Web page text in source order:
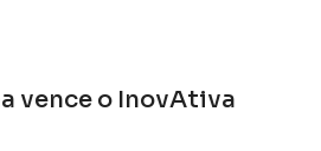
vence o InovAtiva